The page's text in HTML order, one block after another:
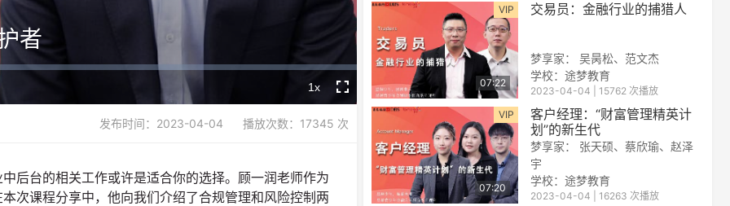
Playback
Rate
1x Fullscreen
者
发布时间：2023-04-04 播放次数：17345 次
后台的相关工作或许是适合你的选择。顾一润老师作为
次课程分享中，他向我们介绍了合规管理和风险控制两
VIP
07:22
交易员：金融行业的捕猎人
梦享家： 吴昺松、范文杰
学校：途梦教育
2023-04-04 | 15762 次播放
VIP
07:20
客户经理：“财富管理精英计
划”的新生代
梦享家： 张天硕、蔡欣瑜、赵泽
宇
学校：途梦教育
2023-04-04 | 16263 次播放